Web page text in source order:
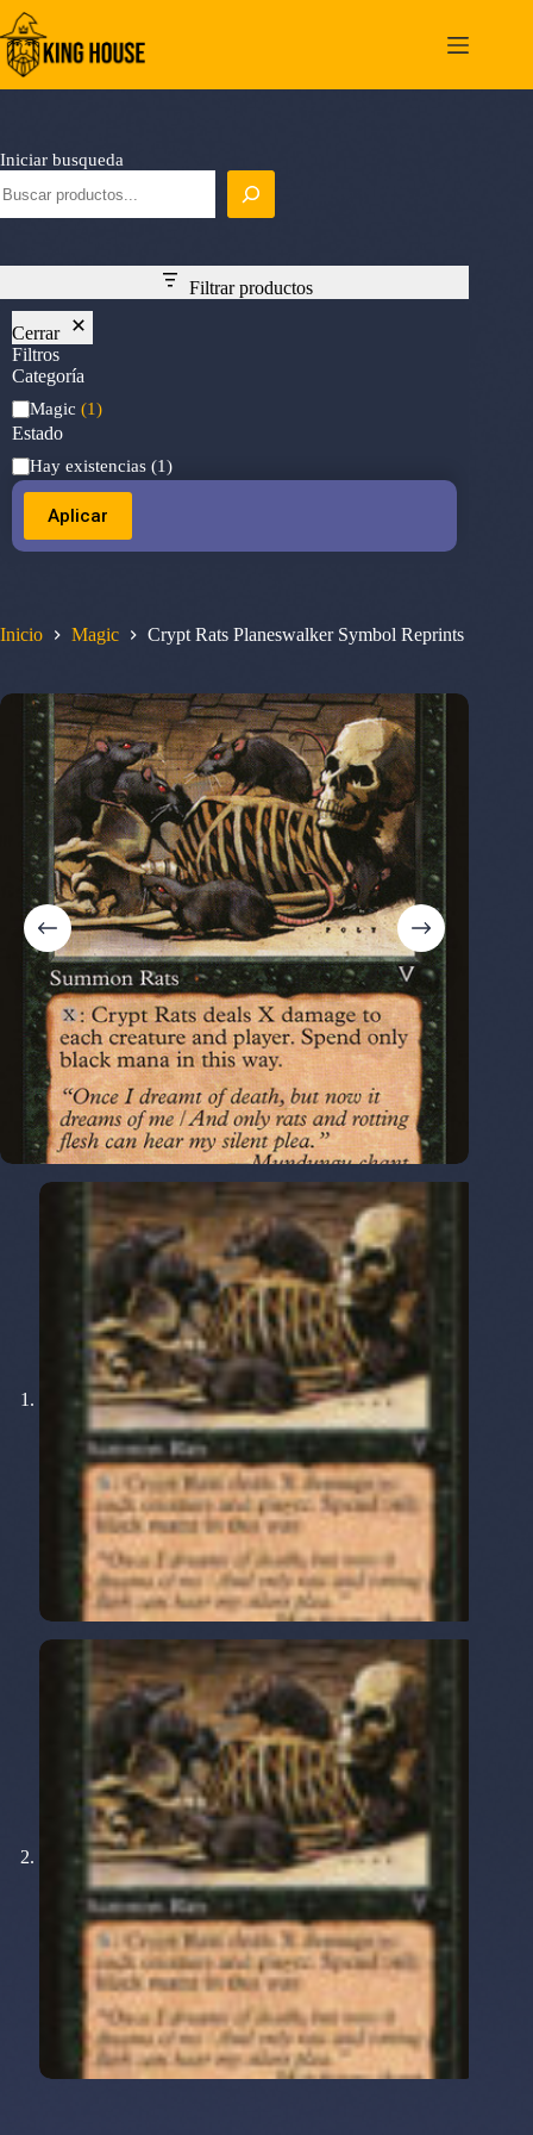
Saltar
al
contenido
Inicio Magic Crypt Rats Planeswalker Symbol Reprints
Iniciar busqueda
Filtrar productos
Cerrar
Filtros
Categoría
Categoría
Magic (1)
Estado
Estado
Hay existencias (1)
Aplicar